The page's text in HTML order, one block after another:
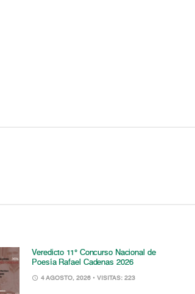
Veredicto 11° Concurso Nacional de
Poesía Rafael Cadenas 2026
4 AGOSTO, 2026 • VISITAS: 223